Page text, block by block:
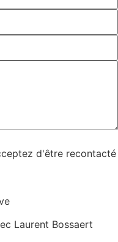
d'être recontacté
Laurent Bossaert